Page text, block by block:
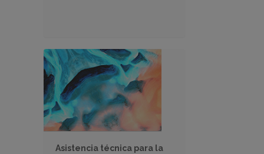
Asistencia técnica para la